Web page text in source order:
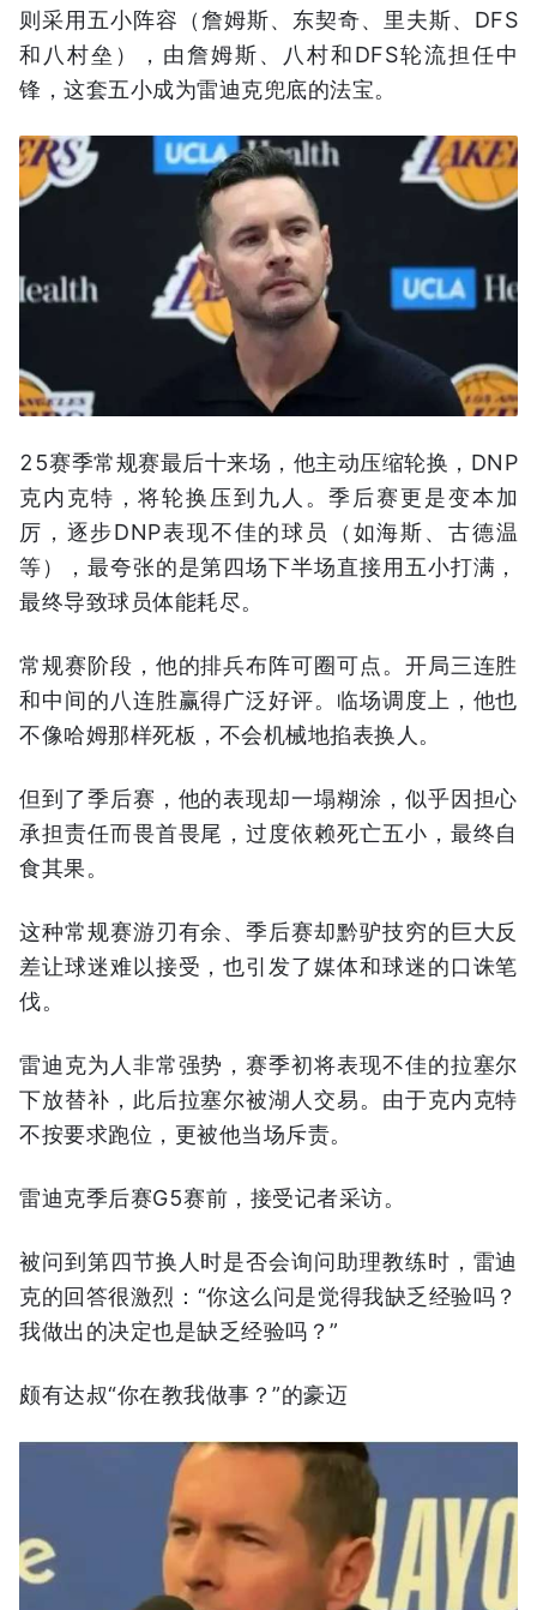
则采用五小阵容（詹姆斯、东契奇、里夫斯、DFS
和八村垒），由詹姆斯、八村和DFS轮流担任中
锋，这套五小成为雷迪克兜底的法宝。
25赛季常规赛最后十来场，他主动压缩轮换，DNP
克内克特，将轮换压到九人。季后赛更是变本加
厉，逐步DNP表现不佳的球员（如海斯、古德温
等），最夸张的是第四场下半场直接用五小打满，
最终导致球员体能耗尽。
常规赛阶段，他的排兵布阵可圈可点。开局三连胜
和中间的八连胜赢得广泛好评。临场调度上，他也
不像哈姆那样死板，不会机械地掐表换人。
但到了季后赛，他的表现却一塌糊涂，似乎因担心
承担责任而畏首畏尾，过度依赖死亡五小，最终自
食其果。
这种常规赛游刃有余、季后赛却黔驴技穷的巨大反
差让球迷难以接受，也引发了媒体和球迷的口诛笔
伐。
雷迪克为人非常强势，赛季初将表现不佳的拉塞尔
下放替补，此后拉塞尔被湖人交易。由于克内克特
不按要求跑位，更被他当场斥责。
雷迪克季后赛G5赛前，接受记者采访。
被问到第四节换人时是否会询问助理教练时，雷迪
克的回答很激烈：“你这么问是觉得我缺乏经验吗？
我做出的决定也是缺乏经验吗？”
颇有达叔“你在教我做事？”的豪迈